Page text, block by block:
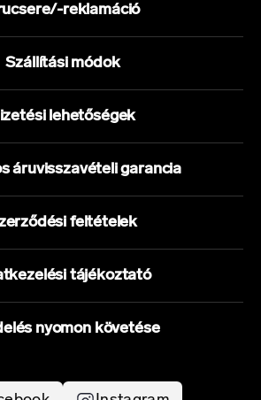
reklamáció
Szállítási módok
lehetőségek
áruvisszavételi garancia
feltételek
tájékoztató
nyomon követése